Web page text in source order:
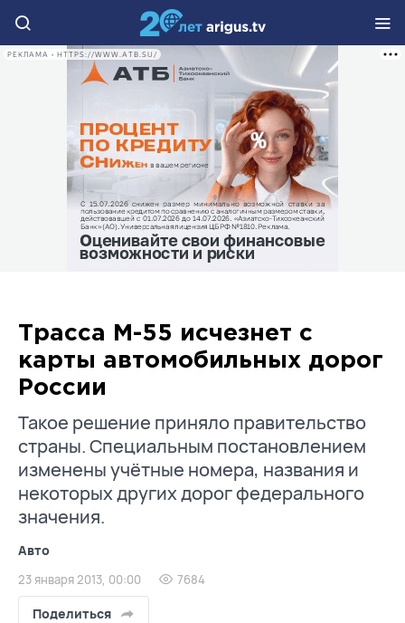
РЕКЛАМА • HTTPS://WWW.ATB.SU/
Трасса М-55 исчезнет с
карты автомобильных дорог
России
Такое решение приняло правительство
страны. Специальным постановлением
изменены учётные номера, названия и
некоторых других дорог федерального
значения.
Авто
23 января 2013, 00:00 7684
Поделиться